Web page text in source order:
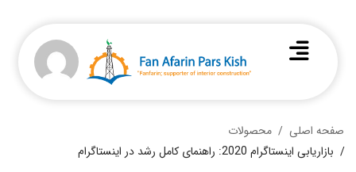
صفحه اصلی
محصولات
بازاریابی اینستاگرام 2020: راهنمای کامل رشد در اینستاگرام